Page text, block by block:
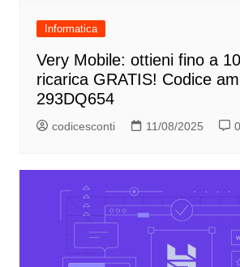
Informatica
Very Mobile: ottieni fino a
ricarica GRATIS! Codice
293DQ654
codicesconti 11/08/2025 0